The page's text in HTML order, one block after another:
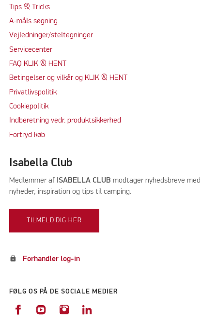
Tips & Tricks
A-måls søgning
Vejledninger/steltegninger
Servicecenter
FAQ KLIK & HENT
Betingelser og vilkår og KLIK & HENT
Privatlivspolitik
Cookiepolitik
Indberetning vedr. produktsikkerhed
Fortryd køb
Isabella Club
Medlemmer afISABELLA CLUB modtager nyhedsbreve med
nyheder, inspiration og tips til camping.
TILMELD DIG HER
lock Forhandler log-in
FØLG OS PÅ DE SOCIALE MEDIER